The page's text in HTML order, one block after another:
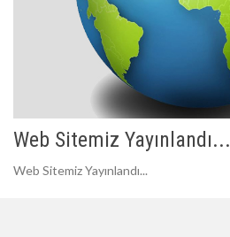
Web Sitemiz Yayınlandı...
Web Sitemiz Yayınlandı...